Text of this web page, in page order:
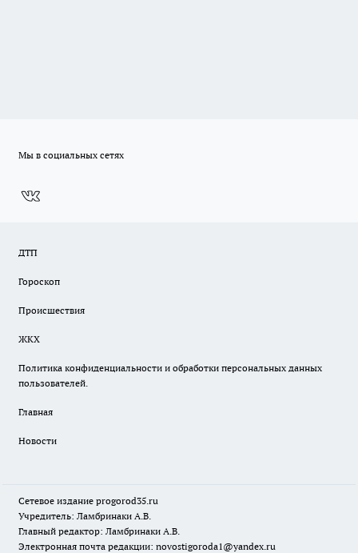
Мы в социальных сетях
ДТП
Гороскоп
Происшествия
ЖКХ
Политика конфиденциальности и обработки персональных данных
пользователей.
Главная
Новости
Сетевое издание progorod35.ru
Учредитель: Ламбринаки А.В.
Главный редактор: Ламбринаки А.В.
Электронная почта редакции: novostigoroda1@yandex.ru